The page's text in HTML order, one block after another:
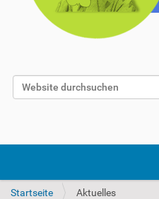
Website durchsuchen
Startseite Aktuelles